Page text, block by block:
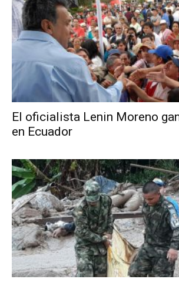
El oficialista Lenin Moreno
en Ecuador